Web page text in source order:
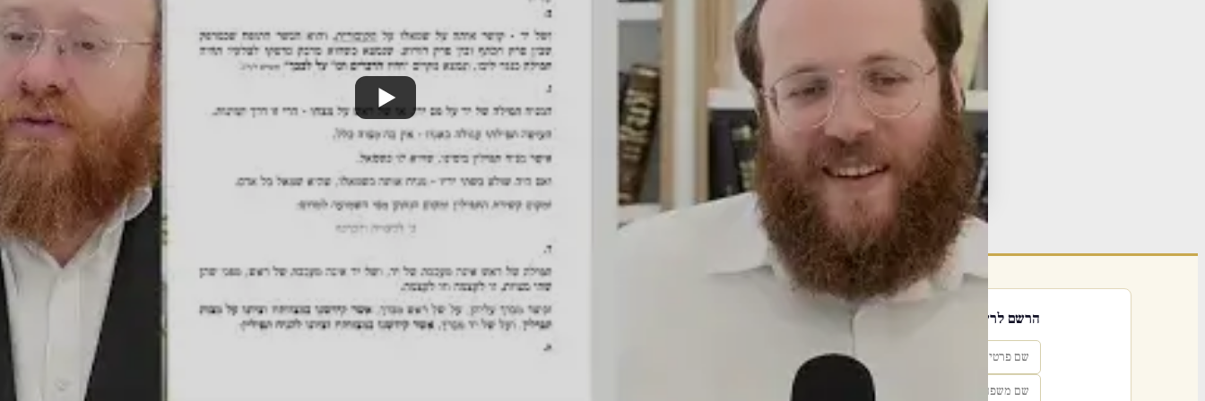
📞 Listen by phone: call
285-6807, press 6, then 80081#
Post Type › Youtube
משנה תורה להרמב"ם
ספר אהבה › הלכות תפילין ומזוזה וספר תורה › הלכות תפילין
ומזוזה וספר תורה פרק ד
תגיות:
DR081
פורסם: י"ב אייר ה'תשפ"ו April 29, 2026
הרשם לרשימת אימייל שבועי
תמכו בהמשך הפצת שיעורים ותכנים
מצא אותנו בעוד מקומות